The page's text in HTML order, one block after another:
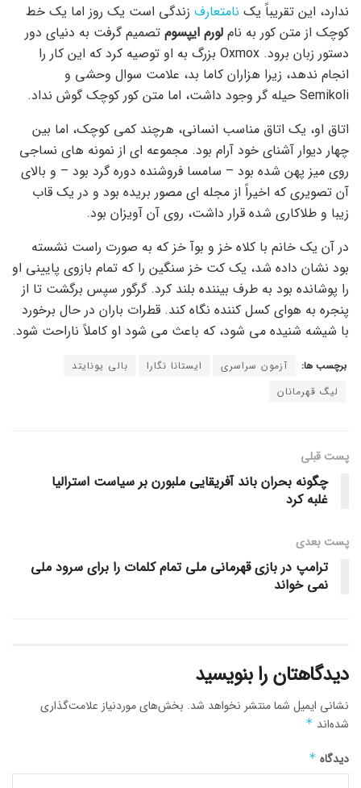
ندارد، این تقریباً یک نامتعارف زندگی است یک روز اما یک خط
کوچک از متن کور به نام لورم ایپسوم تصمیم گرفت به دنیای دور
دستور زبان برود. Oxmox بزرگ به او توصیه کرد که این کار را
انجام ندهد، زیرا هزاران کاما بد، علامت سوال وحشی و
Semikoli حیله گر وجود داشت، اما متن کور کوچک گوش نداد.
اتاق او، یک اتاق مناسب انسانی، هرچند کمی کوچک، اما بین
چهار دیوار آشنای خود آرام بود. مجموعه ای از نمونه های نساجی
روی میز پهن شده بود – سامسا فروشنده دوره گرد بود – و بالای
آن تصویری که اخیراً از مجله ای مصور بریده بود و در یک قاب
زیبا و طلاکاری شده قرار داشت، روی آن آویزان بود.
در آن یک خانم با کلاه خز و بوآ خز که به صورت راست نشسته
بود نشان داده شد، یک کت خز سنگین را که تمام بازوی پایینی او
را پوشانده بود به طرف بیننده بلند کرد. گرگور سپس برگشت تا از
پنجره به هوای کسل کننده نگاه کند. قطرات باران در حال برخورد
با شیشه شنیده می شود، که باعث می شود او کاملاً ناراحت شود.
برچسب ها: آزمون سراسری ایستانا نگارا
بالی یونایتد
لیگ قهرمانان
پست قبلی
چگونه بحران باند آفریقایی ملبورن بر سیاست استرالیا
غلبه کرد
پست‌ بعدی
ترامپ در بازی قهرمانی ملی تمام کلمات را برای سرود ملی
نمی خواند
دیدگاهتان را بنویسید
نشانی ایمیل شما منتشر نخواهد شد. بخش‌های موردنیاز علامت‌گذاری
شده‌اند *
دیدگاه *